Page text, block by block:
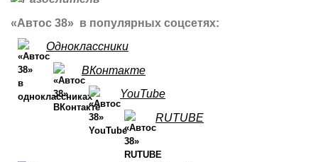
«Автос 38» в популярных соцсетях:
Одноклассники
ВКонтакте
YouTube
RUTUBE